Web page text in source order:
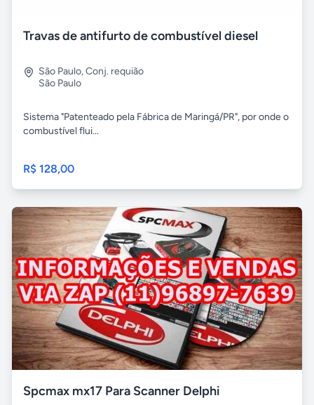
Travas de antifurto de combustível diesel
São Paulo,Conj. requião
São Paulo
Sistema "Patenteado pela Fábrica de Maringá/PR", por onde o
combustível flui...
R$ 128,00
Spcmax mx17 Para Scanner Delphi